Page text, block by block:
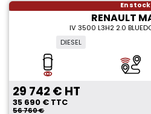
En stock
RENAULT
IV 3500 L3H2 2.0
DIESEL
29 742 € HT
35 690 € TTC
56 760 €